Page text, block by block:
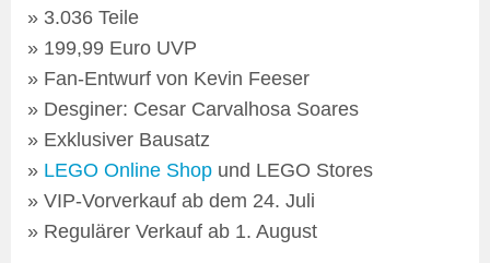
» 3.036 Teile
» 199,99 Euro UVP
» Fan-Entwurf von Kevin Feeser
» Desginer: Cesar Carvalhosa Soares
» Exklusiver Bausatz
» LEGO Online Shop und LEGO Stores
» VIP-Vorverkauf ab dem 24. Juli
» Regulärer Verkauf ab 1. August